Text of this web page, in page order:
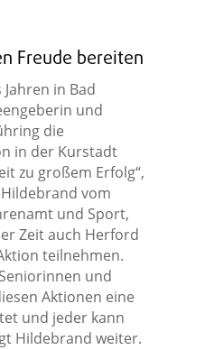
Freude bereiten
in Bad
und
die
in der Kurstadt
zu großem Erfolg“,
vom
und Sport,
Zeit auch Herford
teilnehmen.
und
Aktionen eine
und jeder kann
Hildebrand weiter.